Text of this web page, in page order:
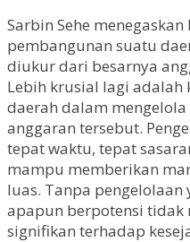
Sarbin Sehe
pembangunan suatu
diukur dari besarnya
Lebih krusial lagi
daerah dalam
anggaran tersebut.
tepat waktu, tepat
mampu memberikan
luas. Tanpa pengelolaan
apapun berpotensi tidak
signifikan terhadap